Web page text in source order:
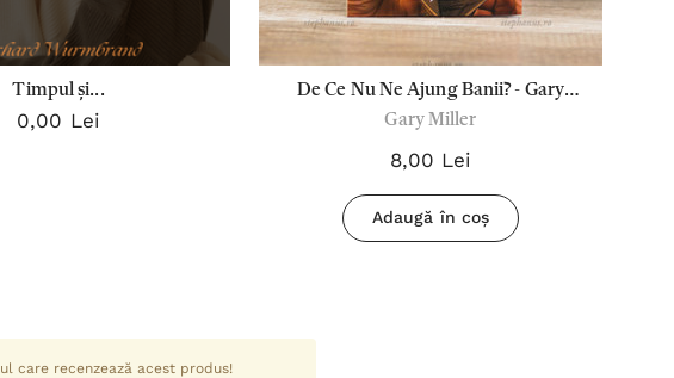
Timpul și...
0,00 Lei
De Ce Nu Ne Ajung Banii? - Gary
Miller
Gary Miller
8,00 Lei
Adaugă în coș
care recenzează acest produs!